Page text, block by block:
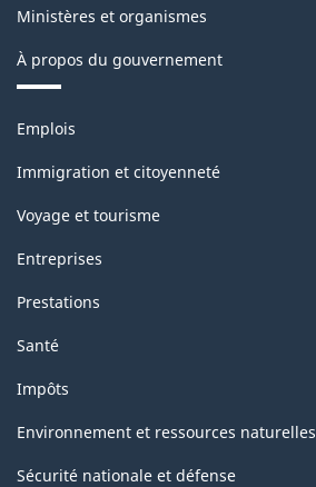
au
SCIAN
-
Ministères et organismes
À propos du gouvernement
Thèmes
sujets
Emplois
Immigration et citoyenneté
Voyage et tourisme
Entreprises
Prestations
Santé
Impôts
Environnement et ressources naturelles
Sécurité nationale et défense